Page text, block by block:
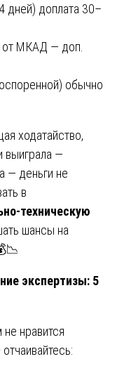
дней) доплата 30–
от МКАД — доп.
обычно
ходатайство,
выиграла —
— деньги не
в
техническую
шансы на
экспертизы: 5
нравится